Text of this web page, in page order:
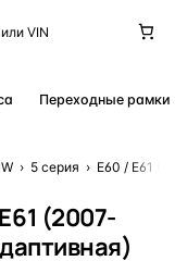
Переходные рамки
› 5 серия › E60 / E61
(2007-